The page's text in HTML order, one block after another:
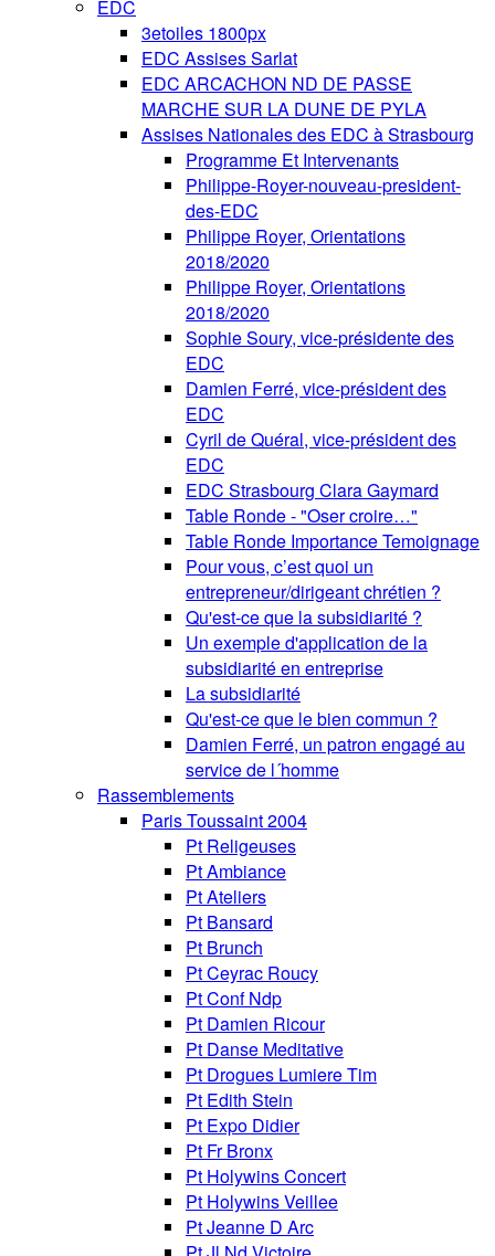
EDC
3etoiles 1800px
EDC Assises Sarlat
EDC ARCACHON ND DE PASSE
MARCHE SUR LA DUNE DE PYLA
Assises Nationales des EDC à Strasbourg
Programme Et Intervenants
Philippe-Royer-nouveau-president-
des-EDC
Philippe Royer, Orientations
2018/2020
Philippe Royer, Orientations
2018/2020
Sophie Soury, vice-présidente des
EDC
Damien Ferré, vice-président des
EDC
Cyril de Quéral, vice-président des
EDC
EDC Strasbourg Clara Gaymard
Table Ronde - "Oser croire…"
Table Ronde Importance Temoignage
Pour vous, c’est quoi un
entrepreneur/dirigeant chrétien ?
Qu'est-ce que la subsidiarité ?
Un exemple d'application de la
subsidiarité en entreprise
La subsidiarité
Qu'est-ce que le bien commun ?
Damien Ferré, un patron engagé au
service de l´homme
Rassemblements
Paris Toussaint 2004
Pt Religeuses
Pt Ambiance
Pt Ateliers
Pt Bansard
Pt Brunch
Pt Ceyrac Roucy
Pt Conf Ndp
Pt Damien Ricour
Pt Danse Meditative
Pt Drogues Lumiere Tim
Pt Edith Stein
Pt Expo Didier
Pt Fr Bronx
Pt Holywins Concert
Pt Holywins Veillee
Pt Jeanne D Arc